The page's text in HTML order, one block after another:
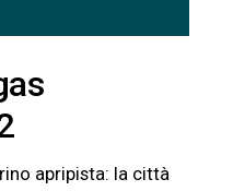
apripista: la città